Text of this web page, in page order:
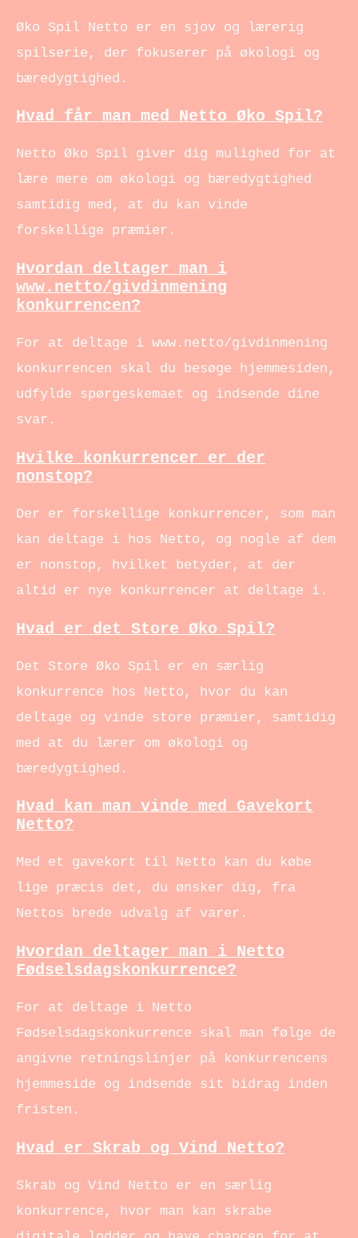
Øko Spil Netto er en sjov og lærerig
spilserie, der fokuserer på økologi og
bæredygtighed.
Hvad får man med Netto Øko Spil?
Netto Øko Spil giver dig mulighed for at
lære mere om økologi og bæredygtighed
samtidig med, at du kan vinde
forskellige præmier.
Hvordan deltager man i
www.netto/givdinmening
konkurrencen?
For at deltage i www.netto/givdinmening
konkurrencen skal du besøge hjemmesiden,
udfylde spørgeskemaet og indsende dine
svar.
Hvilke konkurrencer er der
nonstop?
Der er forskellige konkurrencer, som man
kan deltage i hos Netto, og nogle af dem
er nonstop, hvilket betyder, at der
altid er nye konkurrencer at deltage i.
Hvad er det Store Øko Spil?
Det Store Øko Spil er en særlig
konkurrence hos Netto, hvor du kan
deltage og vinde store præmier, samtidig
med at du lærer om økologi og
bæredygtighed.
Hvad kan man vinde med Gavekort
Netto?
Med et gavekort til Netto kan du købe
lige præcis det, du ønsker dig, fra
Nettos brede udvalg af varer.
Hvordan deltager man i Netto
Fødselsdagskonkurrence?
For at deltage i Netto
Fødselsdagskonkurrence skal man følge de
angivne retningslinjer på konkurrencens
hjemmeside og indsende sit bidrag inden
fristen.
Hvad er Skrab og Vind Netto?
Skrab og Vind Netto er en særlig
konkurrence, hvor man kan skrabe